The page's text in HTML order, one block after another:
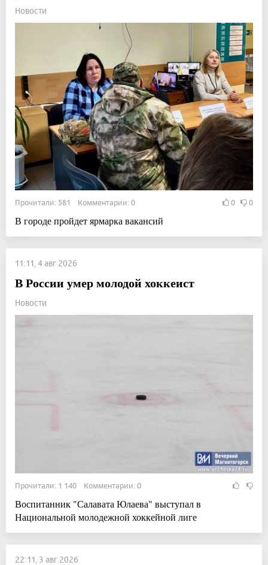
Новости
Прочитали: 581 Комментарии: 0 0 0
В городе пройдет ярмарка вакансий
11:11, 4 авг 2026
В России умер молодой хоккеист
Новости
Прочитали: 1 140 Комментарии: 0
Воспитанник "Салавата Юлаева" выступал в
Национальной молодежной хоккейной лиге
22:11, 3 авг 2026